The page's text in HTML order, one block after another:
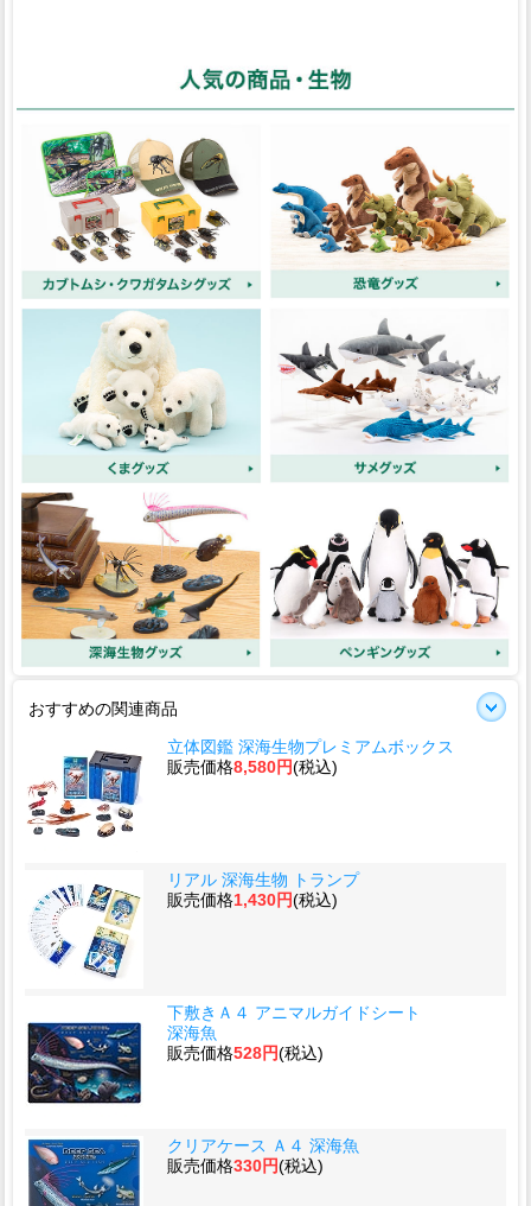
おすすめの関連商品
立体図鑑 深海生物プレミアムボックス
販売価格8,580円(税込)
リアル 深海生物 トランプ
販売価格1,430円(税込)
下敷きＡ４ アニマルガイドシート
深海魚
販売価格528円(税込)
クリアケース Ａ４ 深海魚
販売価格330円(税込)